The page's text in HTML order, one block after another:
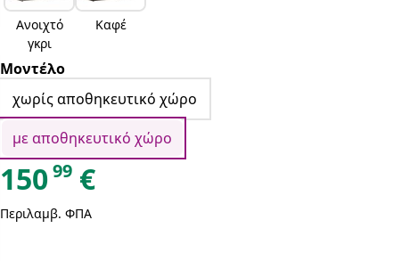
Ανοιχτό
γκρι
Καφέ
Μοντέλο
χωρίς αποθηκευτικό χώρο
με αποθηκευτικό χώρο
15099 €
Περιλαμβ. ΦΠΑ